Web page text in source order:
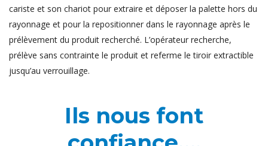
cariste et son chariot pour extraire et déposer la palette hors du
rayonnage et pour la repositionner dans le rayonnage après le
prélèvement du produit recherché. L’opérateur recherche,
prélève sans contrainte le produit et referme le tiroir extractible
jusqu’au verrouillage.
Ils nous font